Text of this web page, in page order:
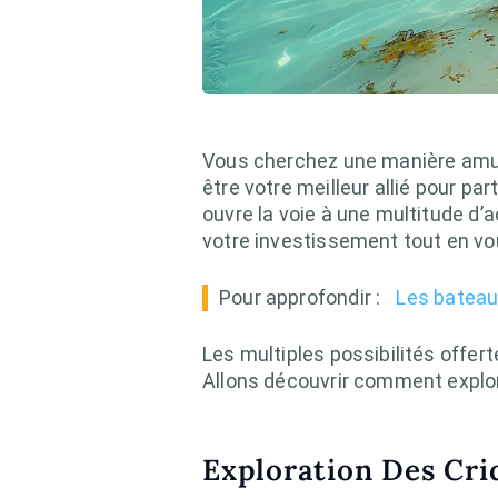
Vous cherchez une manière
être votre meilleur allié pour
ouvre la voie à une multitude
votre investissement tout en
Pour approfondir : Les
Les multiples possibilités
Allons découvrir comment
Exploration Des